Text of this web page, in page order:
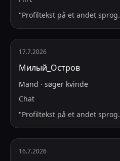
"Profiltekst på et andet sprog.
17.7.2026
Милый_Остров
Mand · søger kvinde
Chat
"Profiltekst på et andet sprog.
16.7.2026